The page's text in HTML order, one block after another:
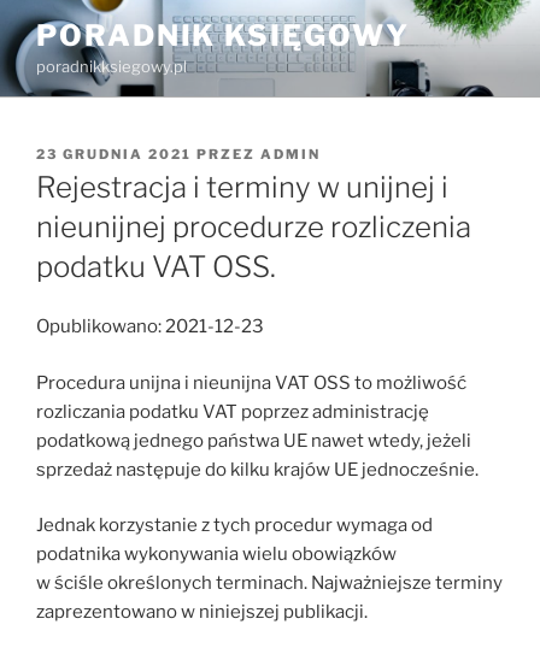
Przejdź
do
treści
PORADNIK KSIĘGOWY
poradnikksiegowy.pl
OPUBLIKOWANE
W
23 GRUDNIA 2021 PRZEZ ADMIN
Rejestracja i terminy w unijnej i
nieunijnej procedurze rozliczenia
podatku VAT OSS.
Opublikowano: 2021-12-23
Procedura unijna i nieunijna VAT OSS to możliwość
rozliczania podatku VAT poprzez administrację
podatkową jednego państwa UE nawet wtedy, jeżeli
sprzedaż następuje do kilku krajów UE jednocześnie.
Jednak korzystanie z tych procedur wymaga od
podatnika wykonywania wielu obowiązków
w ściśle określonych terminach. Najważniejsze terminy
zaprezentowano w niniejszej publikacji.